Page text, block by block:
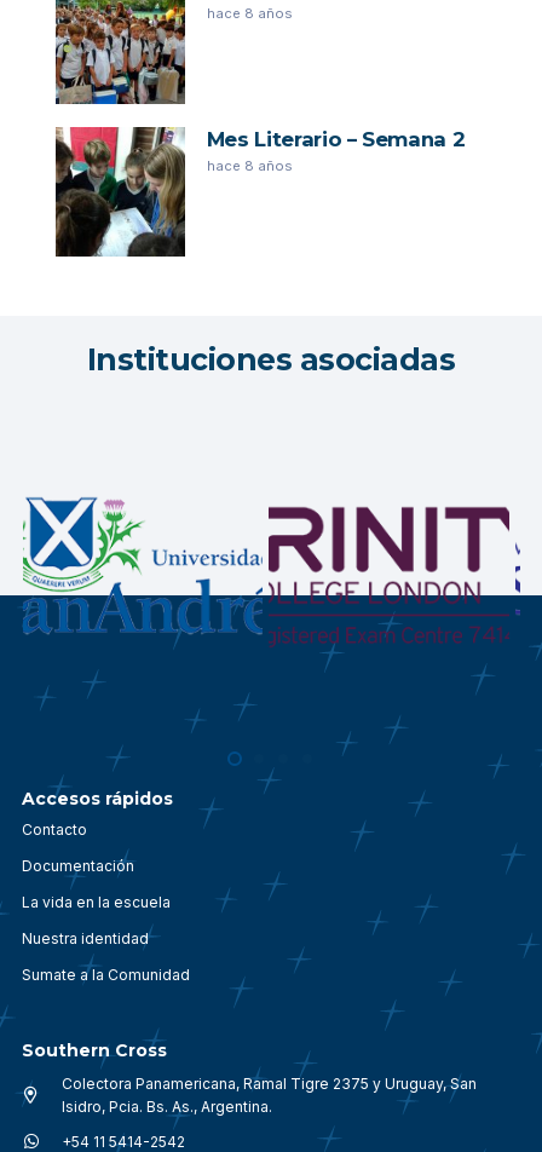
hace 8 años
Mes Literario – Semana 2
hace 8 años
Instituciones asociadas
Accesos rápidos
Contacto
Documentación
La vida en la escuela
Nuestra identidad
Sumate a la Comunidad
Southern Cross
Colectora Panamericana, Ramal Tigre 2375 y Uruguay, San
Isidro, Pcia. Bs. As., Argentina.
+54 11 5414-2542